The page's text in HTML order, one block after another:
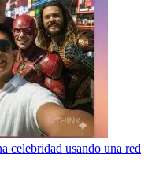
celebridad usando una red